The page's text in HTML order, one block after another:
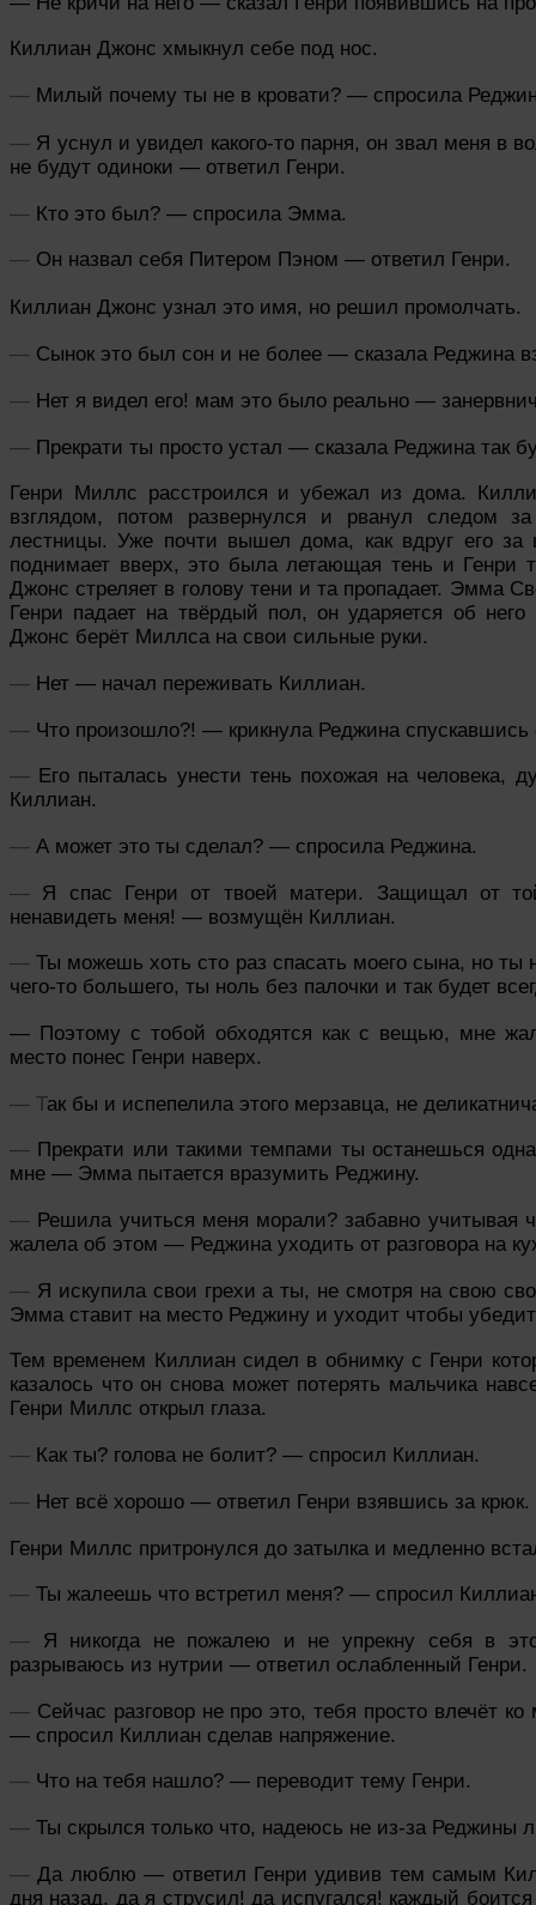
Киллиан Джонс хмыкнул себе под нос.
— Милый почему ты не в кровати? — спросила
— Я уснул и увидел какого-то парня, он звал меня в
не будут одиноки — ответил Генри.
— Кто это был? — спросила Эмма.
— Он назвал себя Питером Пэном — ответил Генри.
Киллиан Джонс узнал это имя, но решил промолчать.
— Сынок это был сон и не более — сказала Реджина
— Нет я видел его! мам это было реально —
— Прекрати ты просто устал — сказала Реджина так
Генри Миллс расстроился и убежал из дома.
взглядом, потом развернулся и рванул следом
лестницы. Уже почти вышел дома, как вдруг его за
поднимает вверх, это была летающая тень и Генри
Джонс стреляет в голову тени и та пропадает. Эмма
Генри падает на твёрдый пол, он ударяется об
Джонс берёт Миллса на свои сильные руки.
— Нет — начал переживать Киллиан.
— Что произошло?! — крикнула Реджина спускавшись
— Его пыталась унести тень похожая на человека,
Киллиан.
— А может это ты сделал? — спросила Реджина.
— Я спас Генри от твоей матери. Защищал от
ненавидеть меня! — возмущён Киллиан.
—Ты можешь хоть сто раз спасать моего сына, но
чего-то большего, ты ноль без палочки и так будет
— Поэтому с тобой обходятся как с вещью, мне
место понес Генри наверх.
— Так бы и испепелила этого мерзавца, не
— Прекрати или такими темпами ты останешься
мне — Эмма пытается вразумить Реджину.
— Решила учиться меня морали? забавно учитывая
жалела об этом — Реджина уходить от разговора на
— Я искупила свои грехи а ты, не смотря на свою
Эмма ставит на место Реджину и уходит чтобы
Тем временем Киллиан сидел в обнимку с Генри
казалось что он снова может потерять мальчика
Генри Миллс открыл глаза.
— Как ты? голова не болит? — спросил Киллиан.
— Нет всё хорошо — ответил Генри взявшись за крюк.
Генри Миллс притронулся до затылка и медленно
— Ты жалеешь что встретил меня? — спросил
— Я никогда не пожалею и не упрекну себя в
разрываюсь из нутрии — ответил ослабленный Генри.
— Сейчас разговор не про это, тебя просто влечёт
— спросил Киллиан сделав напряжение.
— Что на тебя нашло? — переводит тему Генри.
— Ты скрылся только что, надеюсь не из-за Реджины
— Да люблю — ответил Генри удивив тем самым
дня назад, да я струсил! да испугался! каждый